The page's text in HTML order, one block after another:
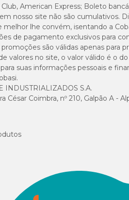
American Express; Boleto
nosso site não são cumulativos.
lhe convém, isentando a
de pagamento exclusivos para
são válidas apenas para
valores no site, o valor válido é o
suas informações pessoais e
INDUSTRIALIZADOS S.A.
César Coimbra, nº 210, Galpão A -